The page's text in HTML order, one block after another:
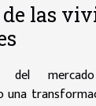
las
del
una